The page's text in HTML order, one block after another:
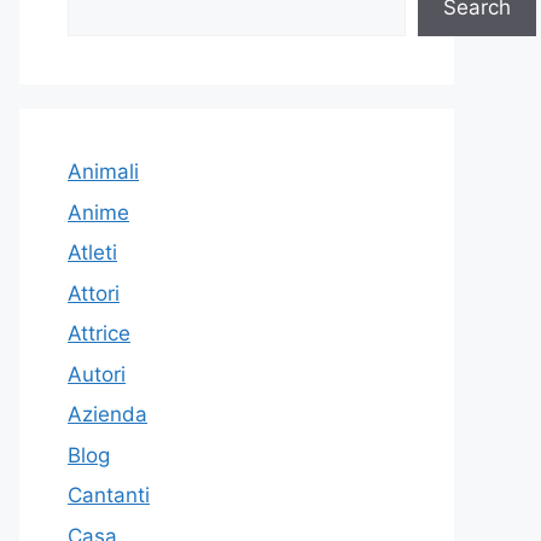
Search
Animali
Anime
Atleti
Attori
Attrice
Autori
Azienda
Blog
Cantanti
Casa